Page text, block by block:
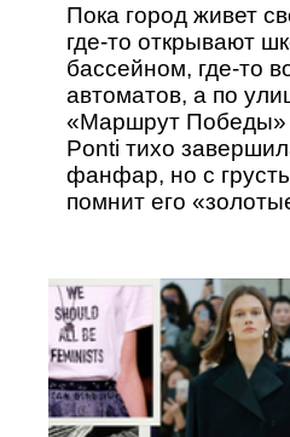
Пока город живет
где-то открывают
бассейном, где-то
автоматов, а по
«Маршрут Победы»
Ponti тихо
фанфар, но с
помнит его